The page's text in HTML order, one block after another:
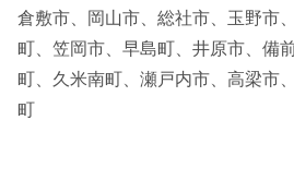
倉敷市、岡山市、総社市、玉野市
町、笠岡市、早島町、井原市、備
町、久米南町、瀬戸内市、高梁市
町